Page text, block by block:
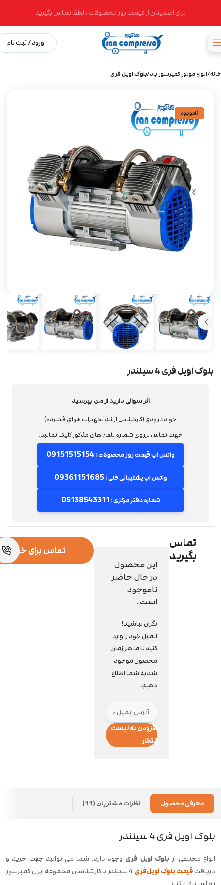
برای اطمینان از قیمت روز محصولات ، لطفا تماس بگیرید
ورود / ثبت نام
خانه انواع موتور کمپرسور باد بلوک اویل فری
ناموجود
بلوک اویل فری 4 سیلندر
اگر سوالی دارید از من بپرسید
جواد درودی (کارشناس ارشد تجهیزات هوای فشرده)
جهت تماس برروی شماره تلفن های مذکور کلیک نمایید.
واتس اپ قیمت روز محصولات :09151515154
واتس اپ پشتیبانی فنی :09361151685
شماره دفتر مرکزی : 05138543311
تماس
بگیرید
این محصول
در حال حاضر
ناموجود
است.
نگران نباشید!
ایمیل خود را وارد
کنید تا ما هر زمان
محصول موجود
شد به شما اطلاع
دهیم.
افزودن به لیست
انتظار
تماس برای خرید
معرفی محصول نظرات مشتریان (11)
بلوک اویل فری 4 سیلندر
انواع مختلفی از بلوک اویل فری وجود دارد. شما می توانید جهت خرید و
دریافت قیمت بلوک اویل فری 4 سیلندر با کارشناسان مجموعه ایران کمپرسور